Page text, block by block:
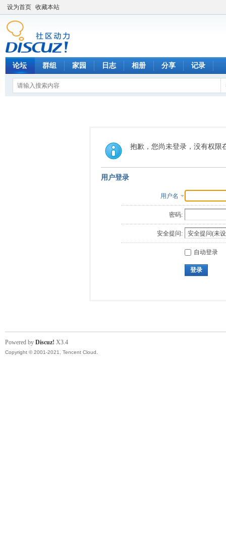
设为首页 收藏本站
论坛 群组 家园 日志 相册 分享 记录
抱歉，您尚未登录，没有权限
用户登录
用户名
密码:
安全提问:
自动登录
登录
Powered by Discuz! X3.4
Copyright © 2001-2021, Tencent Cloud.